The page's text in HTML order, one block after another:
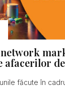
afacerilor
făcute în